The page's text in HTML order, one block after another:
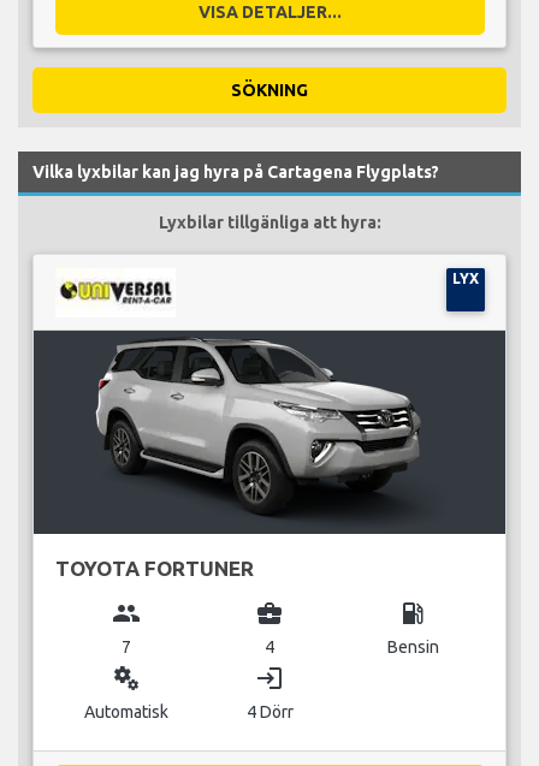
VISA DETALJER...
SÖKNING
Vilka lyxbilar kan jag hyra på Cartagena Flygplats?
Lyxbilar tillgänliga att hyra:
LYX
TOYOTA FORTUNER
group
7
business_center
4
local_gas_station
Bensin
miscellaneous_services
Automatisk
login
4 Dörr